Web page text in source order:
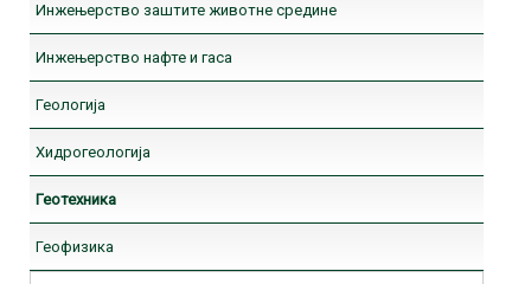
Инжењерство нафте и гаса
Геологија
Хидрогеологија
Геотехника
Геофизика
Регионална геологија
Инжењерство заштите животне средине
Инжењерство нафте и гаса
Геологија
Хидрогеологија
Геотехника
Геофизика